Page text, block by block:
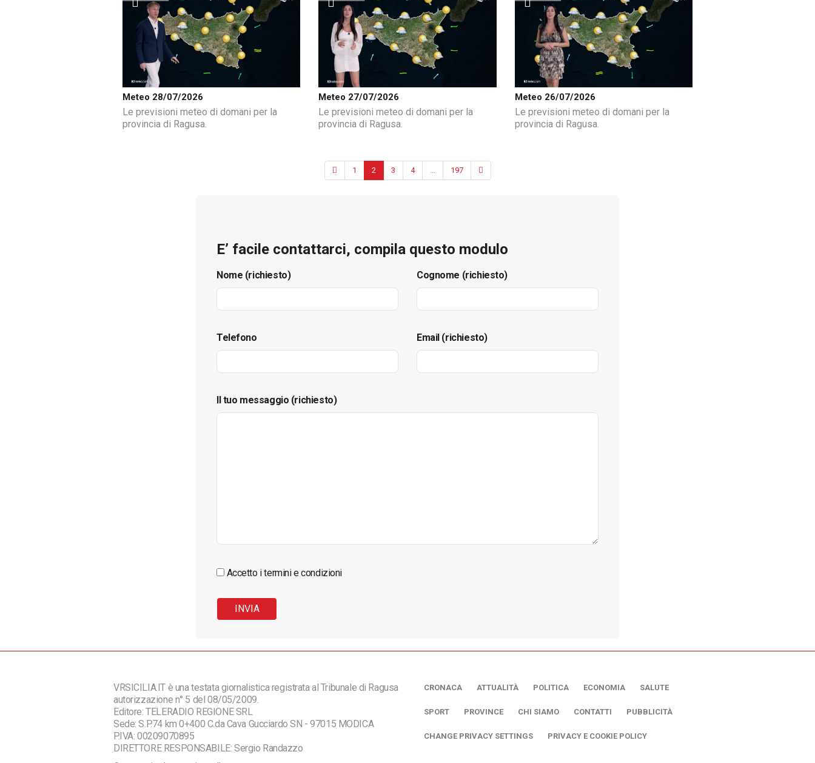
Meteo 28/07/2026
Le previsioni meteo di domani per la
provincia di Ragusa.
Meteo 27/07/2026
Le previsioni meteo di domani per la
provincia di Ragusa.
Meteo 26/07/2026
Le previsioni meteo di domani per la
provincia di Ragusa.
1 2 3 4 ... 197
E’ facile contattarci, compila questo modulo
Nome (richiesto) Cognome (richiesto)
Telefono Email (richiesto)
Il tuo messaggio (richiesto)
Accetto i termini e condizioni
VRSICILIA.IT è una testata giornalistica registrata al Tribunale di Ragusa
autorizzazione n° 5 del 08/05/2009.
Editore: TELERADIO REGIONE SRL
Sede: S.P.74 km 0+400 C.da Cava Gucciardo SN - 97015 MODICA
P.IVA: 00209070895
DIRETTORE RESPONSABILE: Sergio Randazzo
CRONACA ATTUALITÀ POLITICA ECONOMIA SALUTE
SPORT PROVINCE CHI SIAMO CONTATTI PUBBLICITÀ
CHANGE PRIVACY SETTINGS PRIVACY E COOKIE POLICY